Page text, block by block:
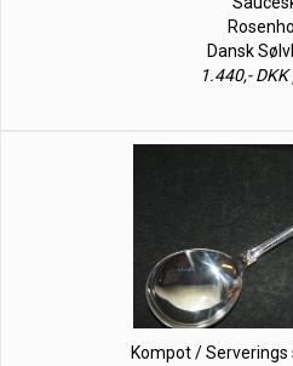
Dansk
1.440,-
Kompot / Serverings